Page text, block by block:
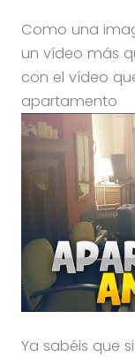
Como una
un vídeo más
con el vídeo
apartamento
Ya sabéis que